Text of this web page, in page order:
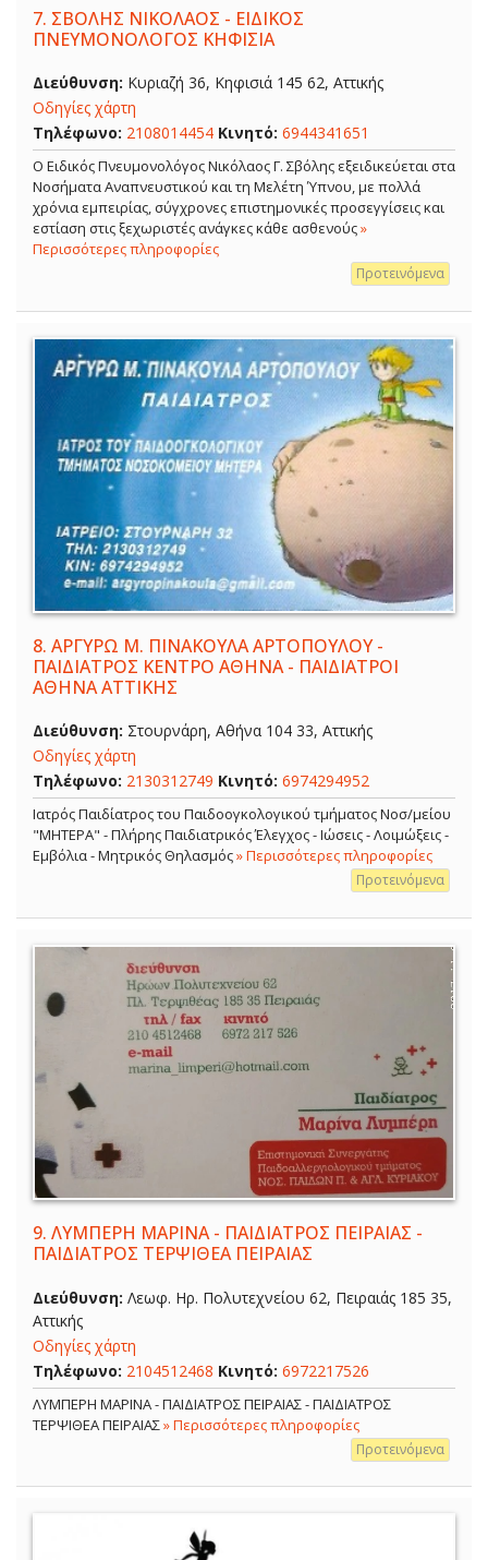
7. ΣΒΟΛΗΣ ΝΙΚΟΛΑΟΣ - ΕΙΔΙΚΟΣ
ΠΝΕΥΜΟΝΟΛΟΓΟΣ ΚΗΦΙΣΙΑ
Διεύθυνση: Κυριαζή 36, Κηφισιά 145 62, Αττικής
Οδηγίες χάρτη
Τηλέφωνο: 2108014454 Κινητό: 6944341651
O Ειδικός Πνευμονολόγος Νικόλαος Γ. Σβόλης εξειδικεύεται στα
Νοσήματα Αναπνευστικού και τη Μελέτη Ύπνου, με πολλά
χρόνια εμπειρίας, σύγχρονες επιστημονικές προσεγγίσεις και
εστίαση στις ξεχωριστές ανάγκες κάθε ασθενούς»
Περισσότερες πληροφορίες
Προτεινόμενα
8. ΑΡΓΥΡΩ Μ. ΠΙΝΑΚΟΥΛΑ ΑΡΤΟΠΟΥΛΟΥ -
ΠΑΙΔΙΑΤΡΟΣ ΚΕΝΤΡΟ ΑΘΗΝΑ - ΠΑΙΔΙΑΤΡΟΙ
ΑΘΗΝΑ ΑΤΤΙΚΗΣ
Διεύθυνση: Στουρνάρη, Αθήνα 104 33, Αττικής
Οδηγίες χάρτη
Τηλέφωνο: 2130312749 Κινητό: 6974294952
Ιατρός Παιδίατρος του Παιδοογκολογικού τμήματος Νοσ/μείου
"ΜΗΤΕΡΑ" - Πλήρης Παιδιατρικός Έλεγχος - Ιώσεις - Λοιμώξεις -
Εμβόλια - Μητρικός Θηλασμός» Περισσότερες πληροφορίες
Προτεινόμενα
9. ΛΥΜΠΕΡΗ ΜΑΡΙΝΑ - ΠΑΙΔΙΑΤΡΟΣ ΠΕΙΡΑΙΑΣ -
ΠΑΙΔΙΑΤΡΟΣ ΤΕΡΨΙΘΕΑ ΠΕΙΡΑΙΑΣ
Διεύθυνση: Λεωφ. Ηρ. Πολυτεχνείου 62, Πειραιάς 185 35,
Αττικής
Οδηγίες χάρτη
Τηλέφωνο: 2104512468 Κινητό: 6972217526
ΛΥΜΠΕΡΗ ΜΑΡΙΝΑ - ΠΑΙΔΙΑΤΡΟΣ ΠΕΙΡΑΙΑΣ - ΠΑΙΔΙΑΤΡΟΣ
ΤΕΡΨΙΘΕΑ ΠΕΙΡΑΙΑΣ» Περισσότερες πληροφορίες
Προτεινόμενα